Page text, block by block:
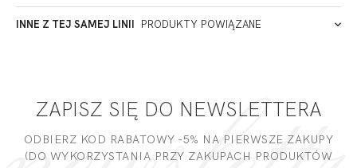
ADRES PUNKTU KONTAKTOWEGO
Miałeś już kontakt z naszym produktem? Zostaw opinię
INNE Z TEJ SAMEJ LINII PRODUKTY POWIĄZANE
ZAPISZ SIĘ DO NEWSLETTERA
ODBIERZ KOD RABATOWY -5% NA PIERWSZE ZAKUPY
(DO WYKORZYSTANIA PRZY ZAKUPACH PRODUKTÓW